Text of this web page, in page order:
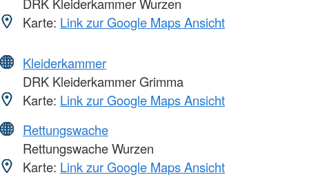
Karte: Link zur Google Maps Ansicht
Kleiderkammer
DRK Kleiderkammer Grimma
Karte: Link zur Google Maps Ansicht
Rettungswache
Rettungswache Wurzen
Karte: Link zur Google Maps Ansicht